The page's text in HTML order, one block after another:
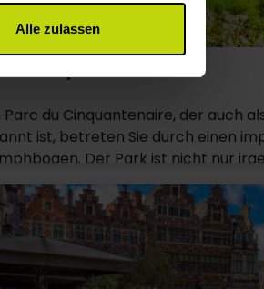
Alle zulassen
du Cinquantenaire
Parc du Cinquantenaire, der auch
ist, betreten Sie durch einen
Der Park ist nicht nur
eine nationale Sehenswürdigkeit.
jährigen Jubiläums der
Niederländischen Königreich
II. diesen imposanten, 30
sich drei Museen befinden. Das